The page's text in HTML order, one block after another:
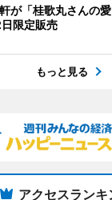
が「桂歌丸さんの
限定販売
もっと見る
アクセスランキ